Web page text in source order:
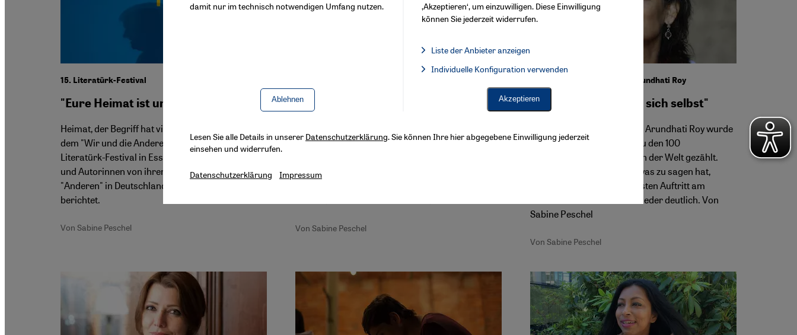
15. Literatürk-Festival
"Eure Heimat ist unser Alptraum"
Heimat, der Begriff hat viel mit Abgrenzung zu tun,
dem "Wir und die Anderen". Beim diesjährigen
Literatürk-Festival in Essen erzählen vier Autoren
und Autorinnen von ihrem Leben als die
"Anderen" in Deutschland. Sabine Peschel
berichtet.
Von Sabine Peschel
Zwischen Religion,
Der Nahost-Experte Guido Steinberg kennt Saudi-
Drohnenangriffen auf saudische Ölanlagen
Von Sabine Peschel
Die Autorin und Aktivistin Arundhati Roy
"Indien kolonialisiert sich selbst"
Die indische Schriftstellerin Arundhati Roy wurde
2014 vom Time Magazine zu den 100
einflussreichsten Menschen der Welt gezählt.
Dass sie den Mächtigen etwas zu sagen hat,
wurde auch bei ihrem jüngsten Auftritt am
Berliner Literaturfestival wieder deutlich. Von
Sabine Peschel
Von Sabine Peschel
damit nur im technisch notwendigen Umfang nutzen.
Ablehnen
‚Akzeptieren‘, um einzuwilligen. Diese Einwilligung
können Sie jederzeit widerrufen.
Liste der Anbieter anzeigen
Facebook Embed / Facebook Connect, Google Maps Embed, Google Tag Manager, Instagram Embed,
Individuelle Konfiguration verwenden
Akzeptieren
Lesen Sie alle Details in unserer Datenschutzerklärung. Sie können Ihre hier abgegebene Einwilligung jederzeit
einsehen und widerrufen.
Datenschutzerklärung Impressum